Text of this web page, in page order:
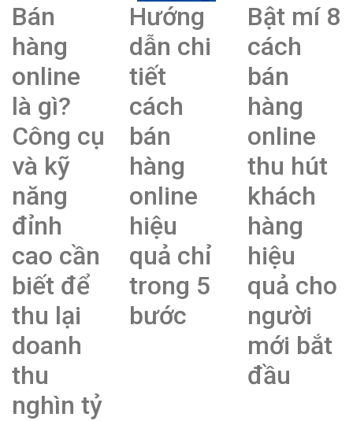
Bán
hàng
online
là gì?
Công cụ
và kỹ
năng
đỉnh
cao cần
biết để
thu lại
doanh
thu
nghìn tỷ
Hướng
dẫn chi
tiết
cách
bán
hàng
online
hiệu
quả chỉ
trong 5
bước
Bật mí 8
cách
bán
hàng
online
thu hút
khách
hàng
hiệu
quả cho
người
mới bắt
đầu